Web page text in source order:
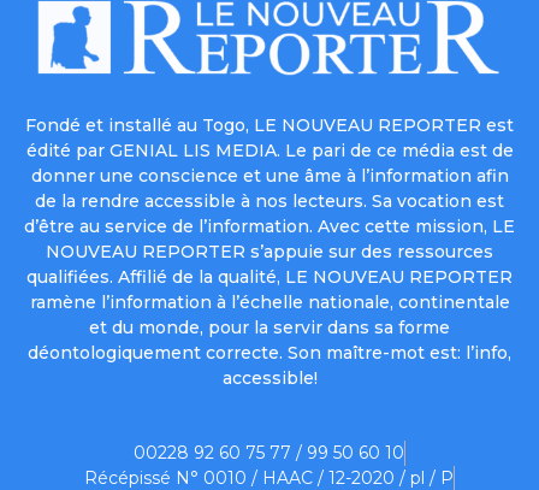
Fondé et installé au Togo, LE NOUVEAU REPORTER est
édité par GENIAL LIS MEDIA. Le pari de ce média est de
donner une conscience et une âme à l’information afin
de la rendre accessible à nos lecteurs. Sa vocation est
d’être au service de l’information. Avec cette mission, LE
NOUVEAU REPORTER s’appuie sur des ressources
qualifiées. Affilié de la qualité, LE NOUVEAU REPORTER
ramène l’information à l’échelle nationale, continentale
et du monde, pour la servir dans sa forme
déontologiquement correcte. Son maître-mot est: l’info,
accessible!
00228 92 60 75 77 / 99 50 60 10
Récépissé N° 0010 / HAAC / 12-2020 / pl / P